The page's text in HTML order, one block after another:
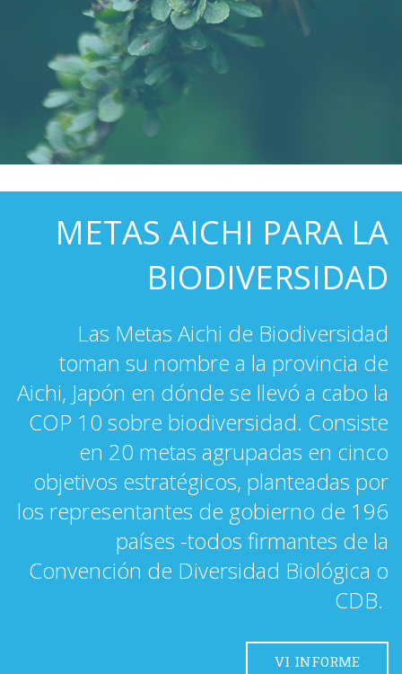
METAS AICHI PARA LA
BIODIVERSIDAD
Las Metas Aichi de Biodiversidad
toman su nombre a la provincia de
Aichi, Japón en dónde se llevó a cabo la
COP 10 sobre biodiversidad. Consiste
en 20 metas agrupadas en cinco
objetivos estratégicos, planteadas por
los representantes de gobierno de 196
países -todos firmantes de la
Convención de Diversidad Biológica o
CDB.
VI INFORME